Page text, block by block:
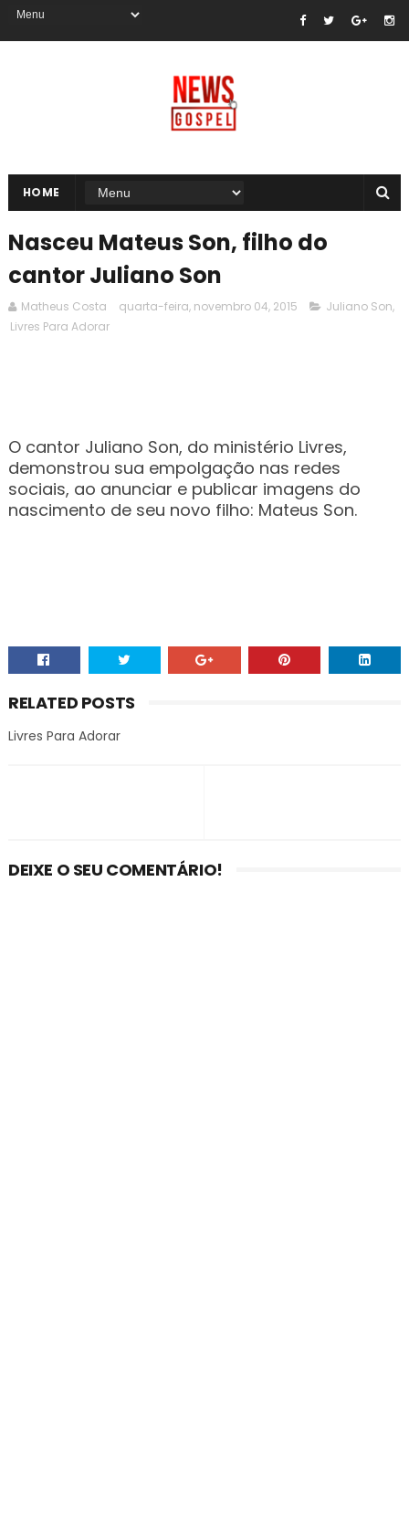
HOME
Nasceu Mateus Son, filho do
cantor Juliano Son
Matheus Costa quarta-feira, novembro 04, 2015 Juliano Son,
Livres Para Adorar
O cantor Juliano Son, do ministério Livres,
demonstrou sua empolgação nas redes
sociais, ao anunciar e publicar imagens do
nascimento de seu novo filho: Mateus Son.
RELATED POSTS
Livres Para Adorar
DEIXE O SEU COMENTÁRIO!